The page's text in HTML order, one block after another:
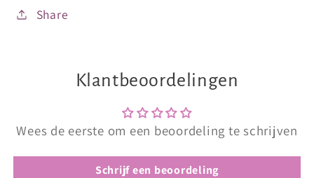
Share
Klantbeoordelingen
Wees de eerste om een beoordeling te schrijven
Schrijf een beoordeling